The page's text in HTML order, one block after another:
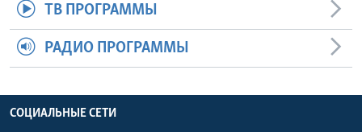
ТВ ПРОГРАММЫ
РАДИО ПРОГРАММЫ
СОЦИАЛЬНЫЕ СЕТИ